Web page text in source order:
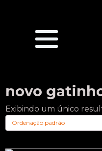
novo
Exibindo um único